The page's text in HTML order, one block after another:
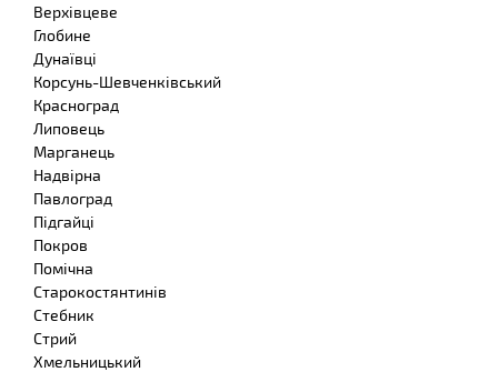
Верхівцеве
Глобине
Дунаївці
Корсунь-Шевченківський
Красноград
Липовець
Марганець
Надвірна
Павлоград
Підгайці
Покров
Помічна
Старокостянтинів
Стебник
Стрий
Хмельницький